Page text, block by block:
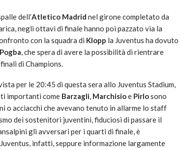
dell’Atletico Madrid nel girone completato da
negli ottavi di finale hanno poi pazzato via la
con la squadra di Klopp la Juventus ha dovuto
, che spera di avere la possibilità di rientrare
di Champions.
per le 20:45 di questa sera allo Juventus Stadium,
importanti come Barzagli, Marchisioe Pirlosono
o acciacchi che avevano tenuto in allarme lo staff
dei sostenitori juventini, fiduciosi di passare il
gli avversari per i quarti di finale, è
infatti, seppure informazione largamente